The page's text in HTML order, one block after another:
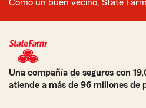
Como un buen vecino, State
Una compañía de seguros con
atiende a más de 96 millones de